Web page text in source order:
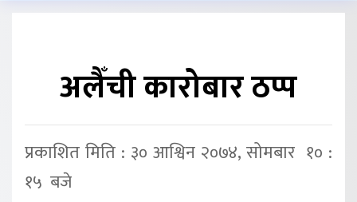
अलैँची कारोबार ठप्प
प्रकाशित मिति : ३० आश्विन २०७४, सोमबार १० :
१५ बजे